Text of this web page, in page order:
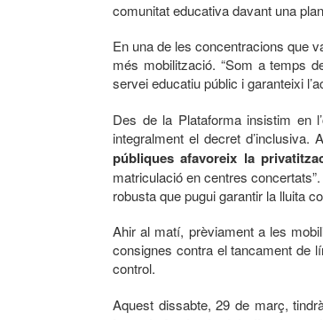
comunitat educativa davant una
En una de les concentracions que
més mobilització. “Som a temps
servei educatiu públic i garanteixi
Des de la Plataforma insistim en
integralment el decret
públiques afavoreix la
matriculació en centres
robusta que pugui garantir la lluita
Ahir al matí, prèviament a les
consignes contra el tancament de
control.
Aquest dissabte, 29 de març,